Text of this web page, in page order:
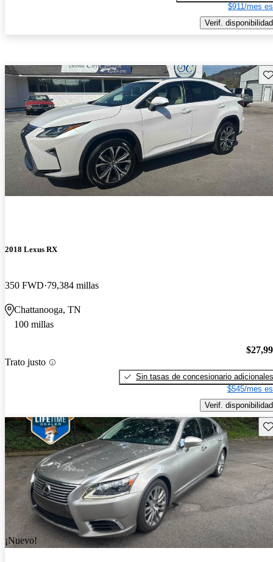
$911/mes
Verif. disponibilidad
2018 Lexus RX
350 FWD 79,384 millas
Chattanooga, TN
100 millas
Trato justo
Sin tasas de concesionario adicionales
$545/mes
Verif. disponibilidad
¡Nuevo!